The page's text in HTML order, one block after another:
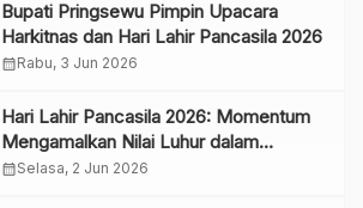
Bupati Pringsewu Pimpin Upacara
Harkitnas dan Hari Lahir Pancasila 2026
calendar_monthRabu, 3 Jun 2026
Hari Lahir Pancasila 2026: Momentum
Mengamalkan Nilai Luhur dalam
Kehidupan Berbangsa
calendar_monthSelasa, 2 Jun 2026